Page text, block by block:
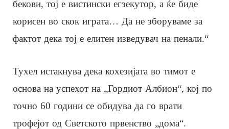
бекови, тој е вистински егзекутор, а ќе биде
корисен во скок играта… Да не зборуваме за
фактот дека тој е елитен изведувач на пенали.“
Тухел истакнува дека кохезијата во тимот е
основа на успехот на „Гордиот Албион“, кој по
точно 60 години се обидува да го врати
трофејот од Светското првенство „дома“.